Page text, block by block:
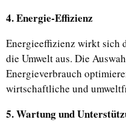
4. Energie-Effizienz
Energieeffizienz wirkt sich
die Umwelt aus. Die
Energieverbrauch
wirtschaftliche und
5. Wartung und